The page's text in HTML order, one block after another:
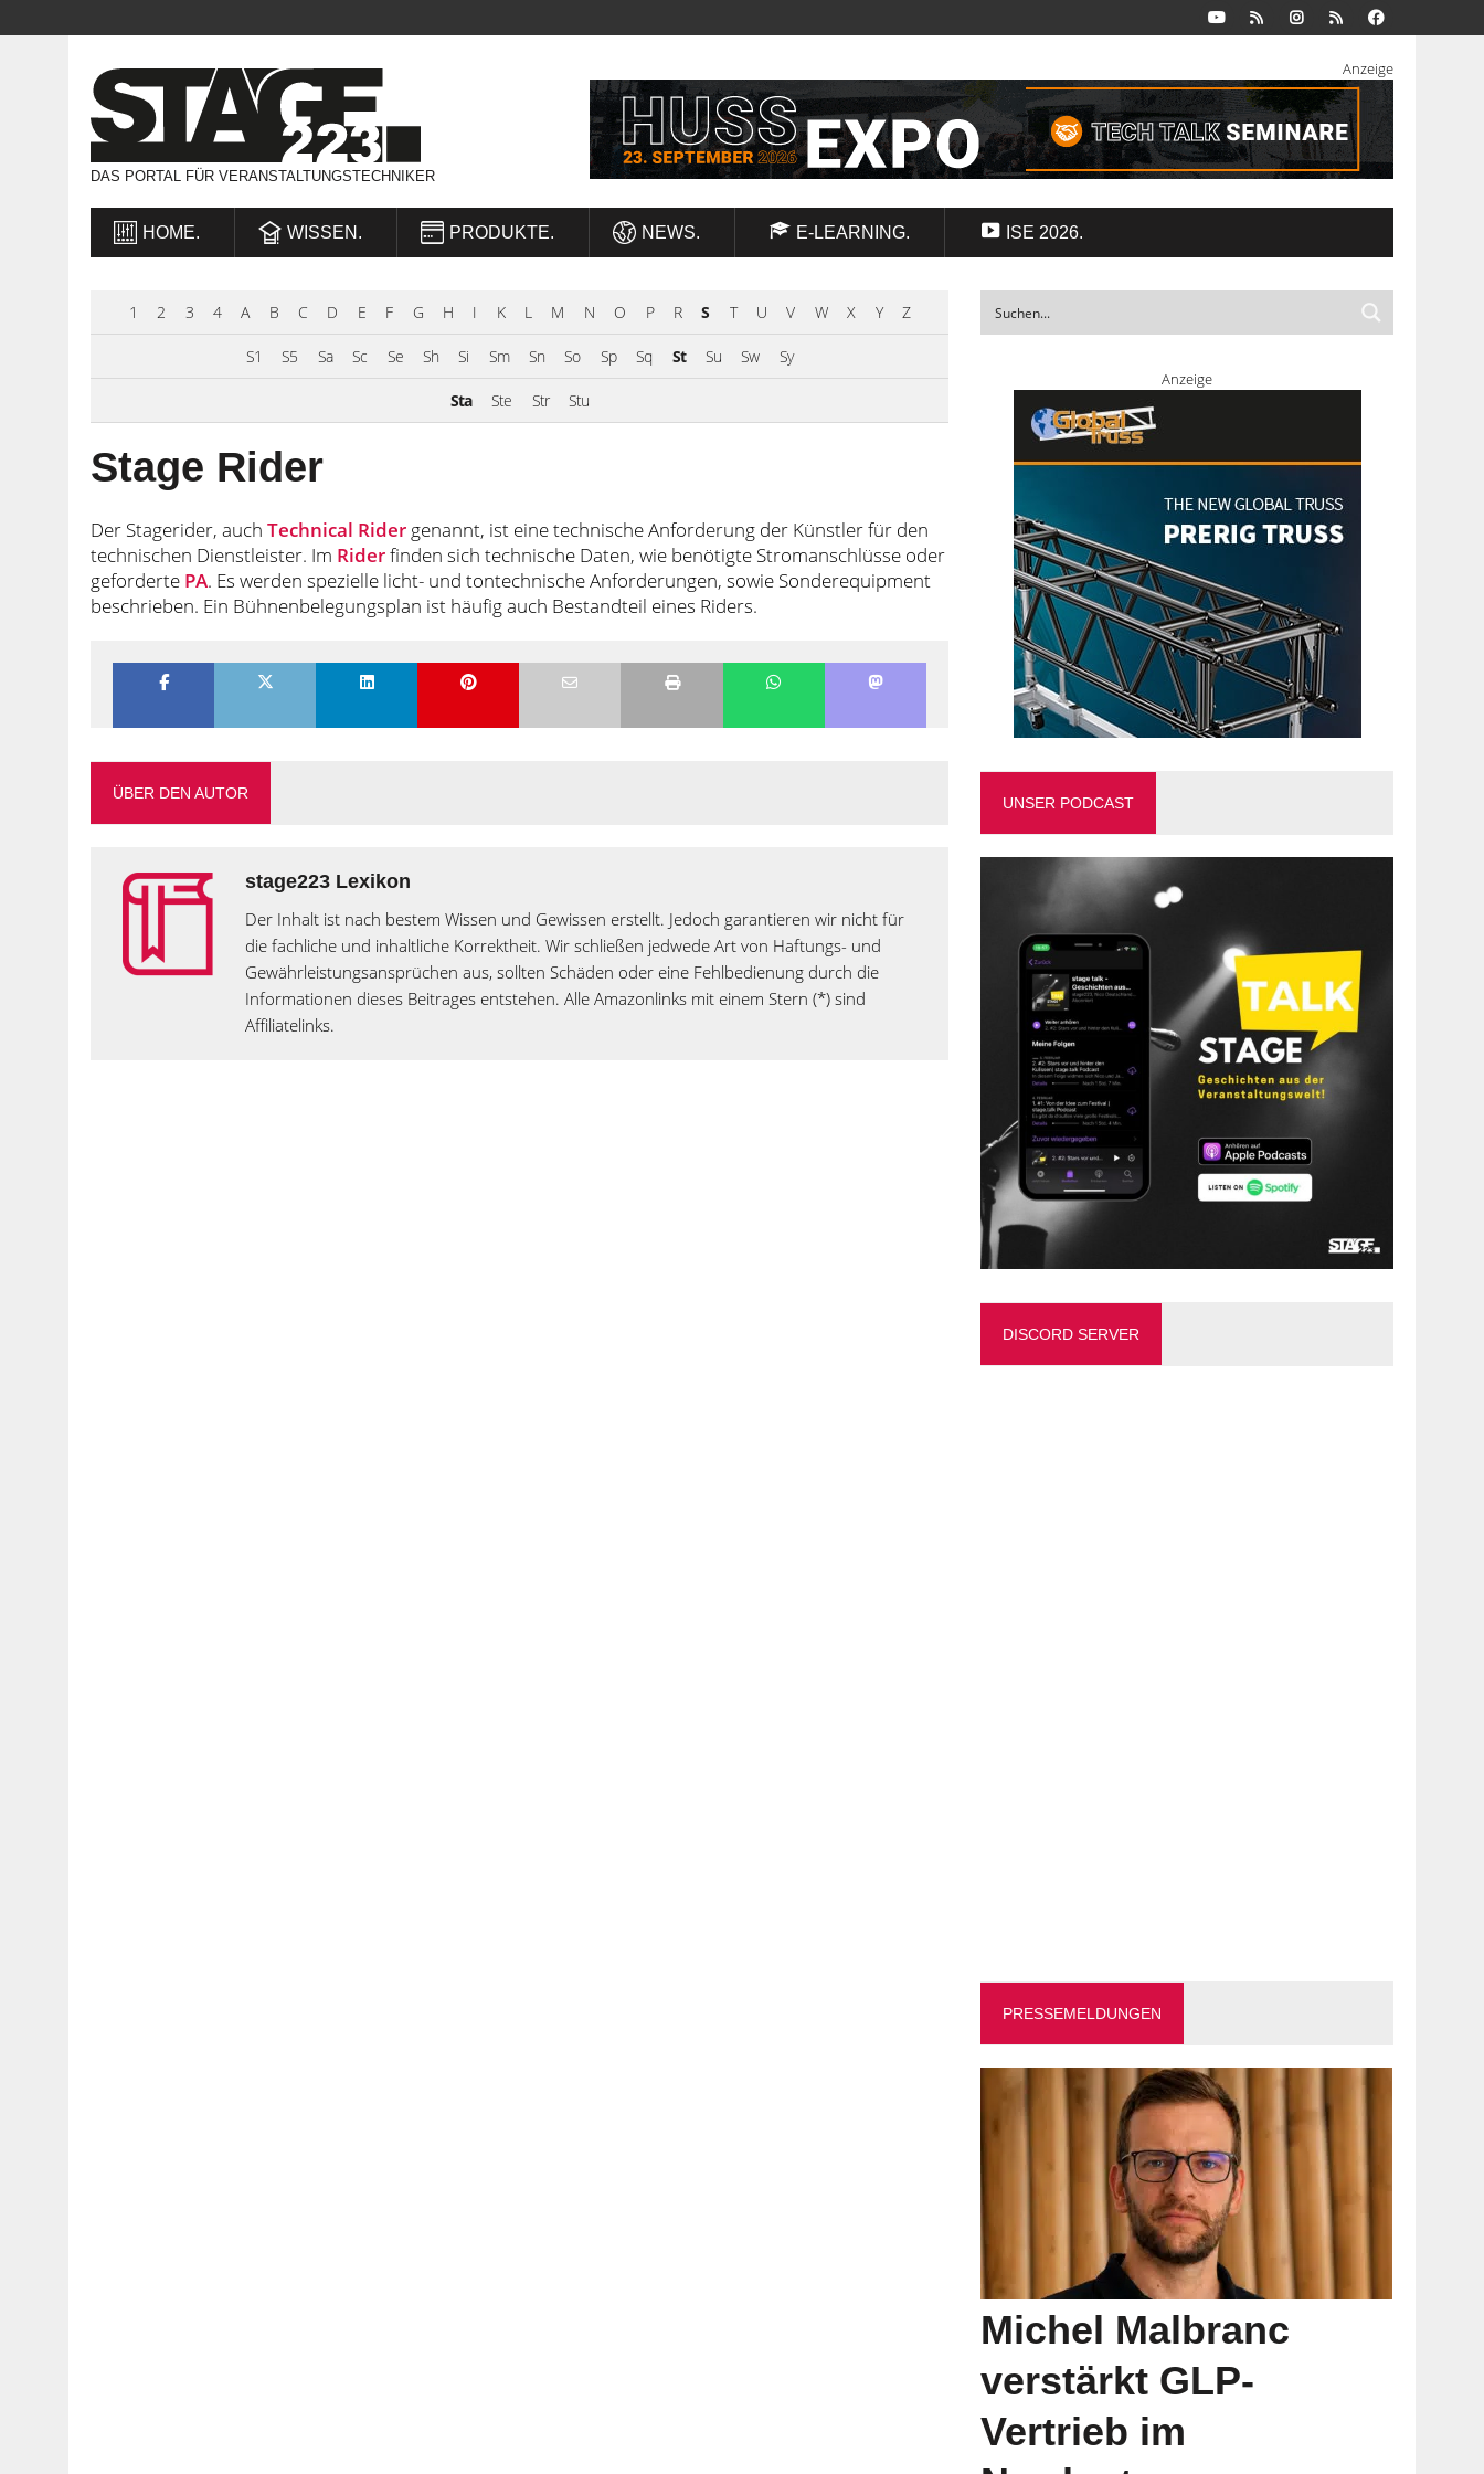
DAS PORTAL FÜR VERANSTALTUNGSTECHNIKER
Anzeige
HOME. WISSEN. PRODUKTE. NEWS. E-LEARNING. ISE 2026.
1 2 3 4 A B C D E F G H I K L M N O P R S T U V W X Y Z
S1 S5 Sa Sc Se Sh Si Sm Sn So Sp Sq St Su Sw Sy
Sta Ste Str Stu
Stage Rider
Der Stagerider, auch Technical Rider genannt, ist eine technische Anforderung der Künstler für den
technischen Dienstleister. Im Riderfinden sich technische Daten, wie benötigte Stromanschlüsse oder
geforderte PA. Es werden spezielle licht- und tontechnische Anforderungen, sowie Sonderequipment
beschrieben. Ein Bühnenbelegungsplan ist häufig auch Bestandteil eines Riders.
ÜBER DEN AUTOR
stage223 Lexikon
Der Inhalt ist nach bestem Wissen und Gewissen erstellt. Jedoch garantieren wir nicht für
die fachliche und inhaltliche Korrektheit. Wir schließen jedwede Art von Haftungs- und
Gewährleistungsansprüchen aus, sollten Schäden oder eine Fehlbedienung durch die
Informationen dieses Beitrages entstehen. Alle Amazonlinks mit einem Stern (*) sind
Affiliatelinks.
Anzeige
UNSER PODCAST
DISCORD SERVER
PRESSEMELDUNGEN
Michel Malbranc
verstärkt GLP-
Vertrieb im